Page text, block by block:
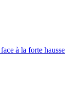
à la forte hausse